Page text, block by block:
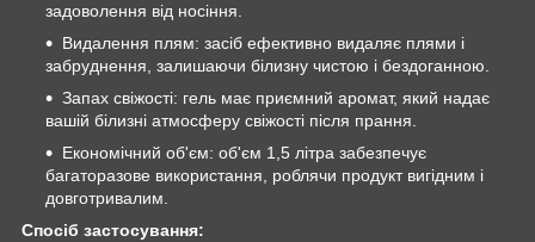
задоволення від носіння.
Видалення плям: засіб ефективно видаляє плями і
забруднення, залишаючи білизну чистою і бездоганною.
Запах свіжості: гель має приємний аромат, який надає
вашій білизні атмосферу свіжості після прання.
Економічний об'єм: об'єм 1,5 літра забезпечує
багаторазове використання, роблячи продукт вигідним і
довготривалим.
Спосіб застосування: